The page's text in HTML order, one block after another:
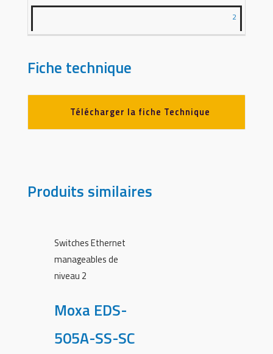
2
Fiche technique
Télécharger la fiche Technique
Produits similaires
Switches Ethernet
manageables de
niveau 2
Moxa EDS-
505A-SS-SC